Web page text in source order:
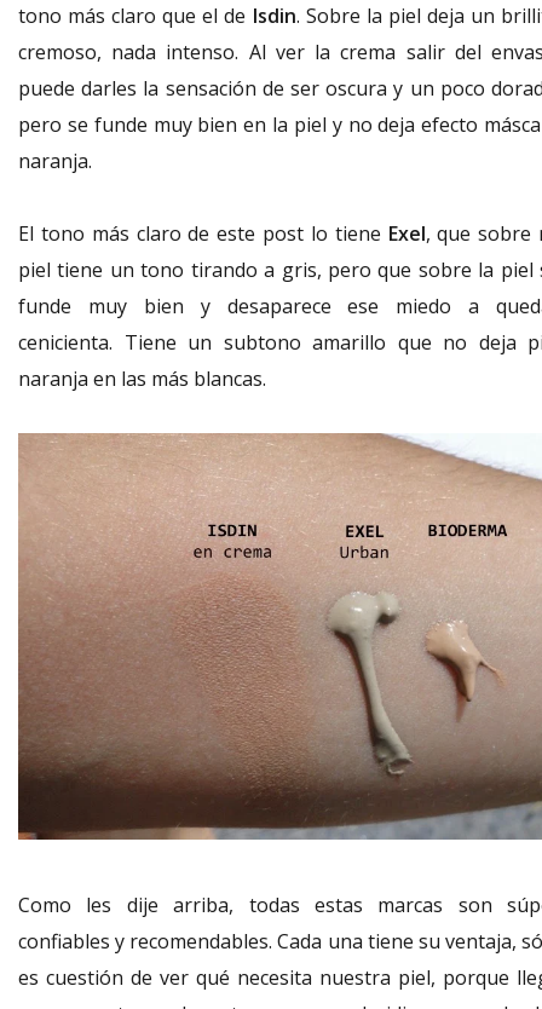
tono más claro que el de Isdin. Sobre la piel deja un
cremoso, nada intenso. Al ver la crema salir del
puede darles la sensación de ser oscura y un poco
pero se funde muy bien en la piel y no deja efecto
naranja.
El tono más claro de este post lo tiene Exel, que sobre
piel tiene un tono tirando a gris, pero que sobre la piel
funde muy bien y desaparece ese miedo a
cenicienta. Tiene un subtono amarillo que no deja
naranja en las más blancas.
Como les dije arriba, todas estas marcas son
confiables y recomendables. Cada una tiene su ventaja,
es cuestión de ver qué necesita nuestra piel, porque